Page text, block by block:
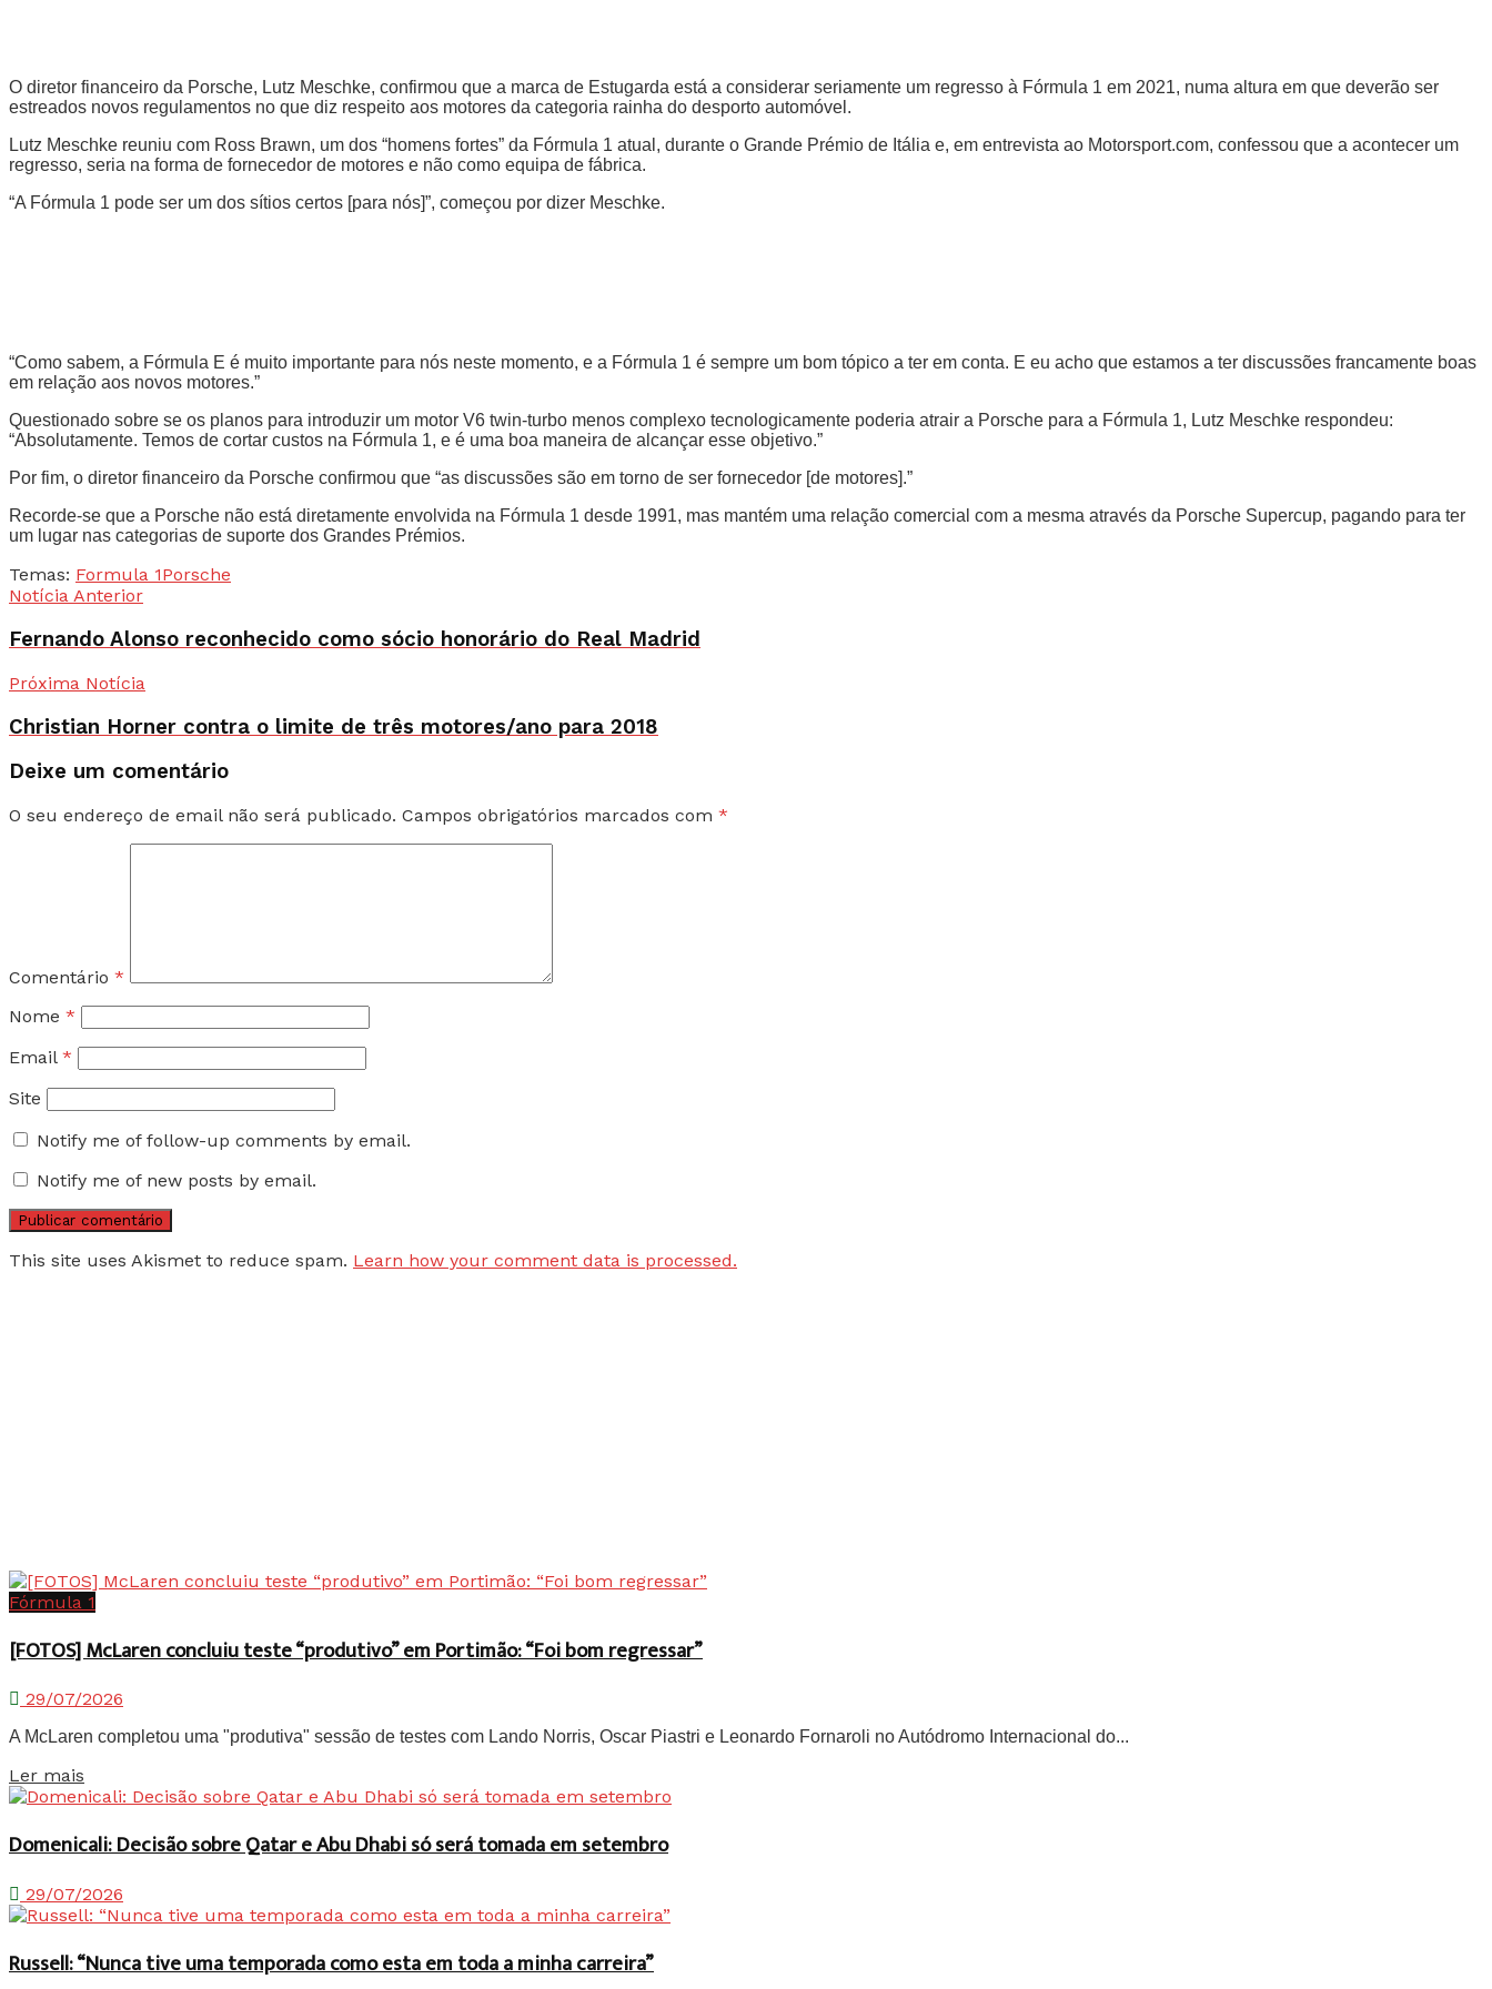
O diretor financeiro da Porsche, Lutz Meschke, confirmou que a marca de Estugarda está a considerar seriamente um regresso à Fórmula 1 em 2021, numa altura em que deverão ser
estreados novos regulamentos no que diz respeito aos motores da categoria rainha do desporto automóvel.
Lutz Meschke reuniu com Ross Brawn, um dos “homens fortes” da Fórmula 1 atual, durante o Grande Prémio de Itália e, em entrevista ao Motorsport.com, confessou que a acontecer um
regresso, seria na forma de fornecedor de motores e não como equipa de fábrica.
“A Fórmula 1 pode ser um dos sítios certos [para nós]”, começou por dizer Meschke.
“Como sabem, a Fórmula E é muito importante para nós neste momento, e a Fórmula 1 é sempre um bom tópico a ter em conta. E eu acho que estamos a ter discussões francamente boas
em relação aos novos motores.”
Questionado sobre se os planos para introduzir um motor V6 twin-turbo menos complexo tecnologicamente poderia atrair a Porsche para a Fórmula 1, Lutz Meschke respondeu:
“Absolutamente. Temos de cortar custos na Fórmula 1, e é uma boa maneira de alcançar esse objetivo.”
Por fim, o diretor financeiro da Porsche confirmou que “as discussões são em torno de ser fornecedor [de motores].”
Recorde-se que a Porsche não está diretamente envolvida na Fórmula 1 desde 1991, mas mantém uma relação comercial com a mesma através da Porsche Supercup, pagando para ter
um lugar nas categorias de suporte dos Grandes Prémios.
Temas: Formula 1Porsche
Notícia Anterior
Fernando Alonso reconhecido como sócio honorário do Real Madrid
Próxima Notícia
Christian Horner contra o limite de três motores/ano para 2018
Deixe um comentário
O seu endereço de email não será publicado. Campos obrigatórios marcados com *
Comentário *
Nome *
Email *
Site
Notify me of follow-up comments by email.
Notify me of new posts by email.
This site uses Akismet to reduce spam. Learn how your comment data is processed.
Fórmula 1
[FOTOS] McLaren concluiu teste “produtivo” em Portimão: “Foi bom regressar”
29/07/2026
A McLaren completou uma "produtiva" sessão de testes com Lando Norris, Oscar Piastri e Leonardo Fornaroli no Autódromo Internacional do...
Ler mais
Domenicali: Decisão sobre Qatar e Abu Dhabi só será tomada em setembro
29/07/2026
Russell: “Nunca tive uma temporada como esta em toda a minha carreira”